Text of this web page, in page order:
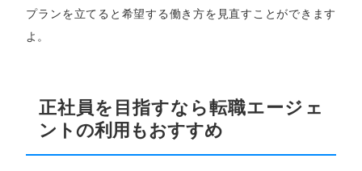
プランを立てると希望する働き方を見直すことができます
よ。
正社員を目指すなら転職エージェ
ントの利用もおすすめ